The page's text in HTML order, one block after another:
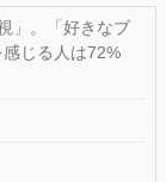
」。「好きなブ
じる人は72%